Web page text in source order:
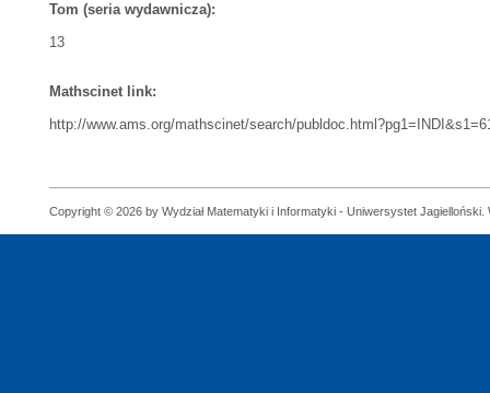
Tom (seria wydawnicza):
13
Mathscinet link:
http://www.ams.org/mathscinet/search/
Copyright © 2026 by Wydział Matematyki i Informatyki - Uniwersystet